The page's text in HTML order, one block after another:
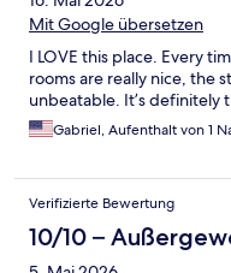
Mit Google übersetzen
I LOVE this place. Every
rooms are really nice, the
unbeatable. It’s definitely
Gabriel, Aufenthalt von 1
Verifizierte Bewertung
10/10 –